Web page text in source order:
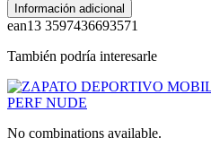
Información adicional
ean13 3597436693571
También podría interesarle
No combinations available.